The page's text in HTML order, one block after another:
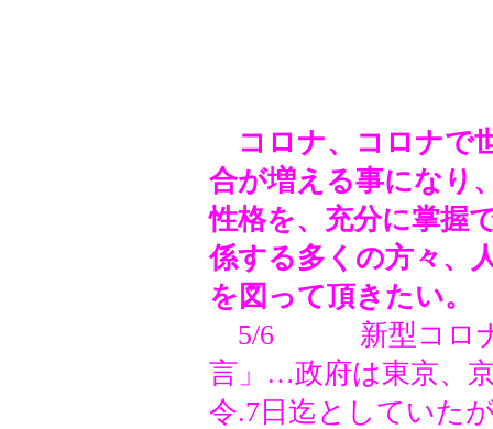
コロナ、コロナで
合が増える事になり
性格を、充分に掌握
係する多くの方々、
を図って頂きたい。
5/6
新型コロ
言」…政府は東京、
令.7日迄としていた